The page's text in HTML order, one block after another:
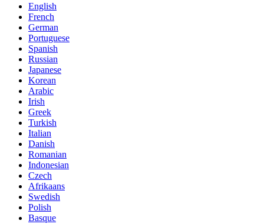
English
French
German
Portuguese
Spanish
Russian
Japanese
Korean
Arabic
Irish
Greek
Turkish
Italian
Danish
Romanian
Indonesian
Czech
Afrikaans
Swedish
Polish
Basque